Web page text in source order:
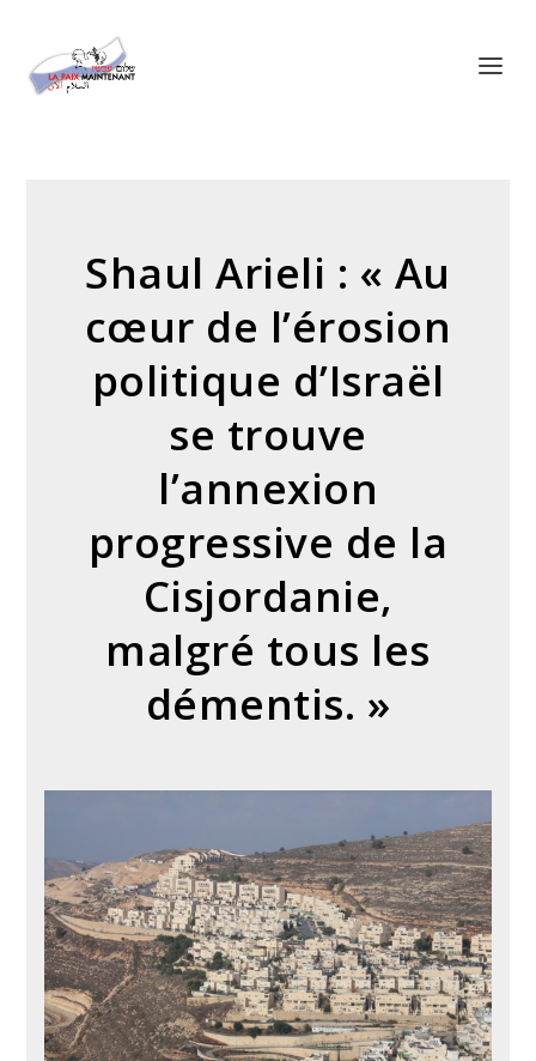
Shaul Arieli : « Au
cœur de l’érosion
politique d’Israël
se trouve
l’annexion
progressive de la
Cisjordanie,
malgré tous les
démentis. »